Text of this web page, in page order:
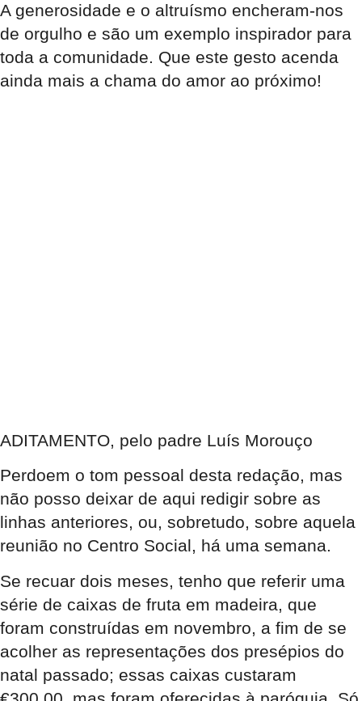
A generosidade e o altruísmo encheram-nos
de orgulho e são um exemplo inspirador para
toda a comunidade. Que este gesto acenda
ainda mais a chama do amor ao próximo!
ADITAMENTO, pelo padre Luís Morouço
Perdoem o tom pessoal desta redação, mas
não posso deixar de aqui redigir sobre as
linhas anteriores, ou, sobretudo, sobre aquela
reunião no Centro Social, há uma semana.
Se recuar dois meses, tenho que referir uma
série de caixas de fruta em madeira, que
foram construídas em novembro, a fim de se
acolher as representações dos presépios do
natal passado; essas caixas custaram